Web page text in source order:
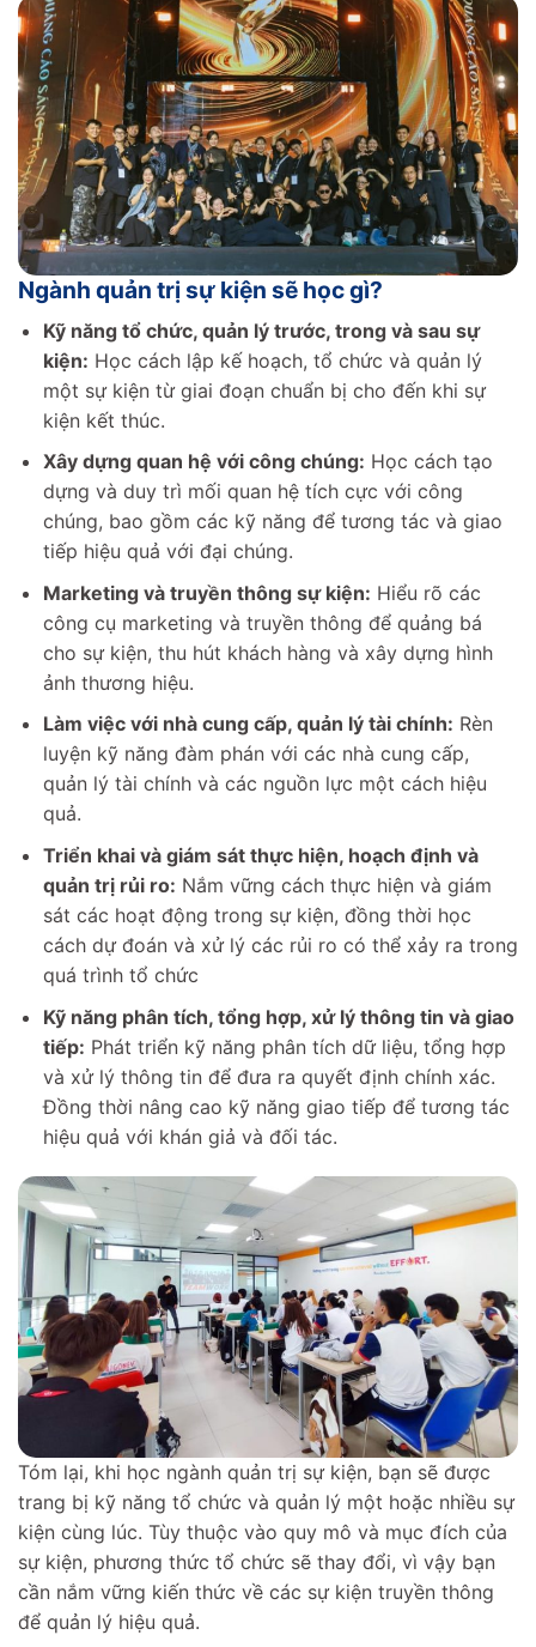
Ngành quản trị sự kiện sẽ học gì?
Kỹ năng tổ chức, quản lý trước, trong và sau sự
kiện: Học cách lập kế hoạch, tổ chức và quản lý
một sự kiện từ giai đoạn chuẩn bị cho đến khi sự
kiện kết thúc.
Xây dựng quan hệ với công chúng: Học cách tạo
dựng và duy trì mối quan hệ tích cực với công
chúng, bao gồm các kỹ năng để tương tác và giao
tiếp hiệu quả với đại chúng.
Marketing và truyền thông sự kiện: Hiểu rõ các
công cụ marketing và truyền thông để quảng bá
cho sự kiện, thu hút khách hàng và xây dựng hình
ảnh thương hiệu.
Làm việc với nhà cung cấp, quản lý tài chính: Rèn
luyện kỹ năng đàm phán với các nhà cung cấp,
quản lý tài chính và các nguồn lực một cách hiệu
quả.
Triển khai và giám sát thực hiện, hoạch định và
quản trị rủi ro: Nắm vững cách thực hiện và giám
sát các hoạt động trong sự kiện, đồng thời học
cách dự đoán và xử lý các rủi ro có thể xảy ra trong
quá trình tổ chức
Kỹ năng phân tích, tổng hợp, xử lý thông tin và giao
tiếp: Phát triển kỹ năng phân tích dữ liệu, tổng hợp
và xử lý thông tin để đưa ra quyết định chính xác.
Đồng thời nâng cao kỹ năng giao tiếp để tương tác
hiệu quả với khán giả và đối tác.
Tóm lại, khi học ngành quản trị sự kiện, bạn sẽ được
trang bị kỹ năng tổ chức và quản lý một hoặc nhiều sự
kiện cùng lúc. Tùy thuộc vào quy mô và mục đích của
sự kiện, phương thức tổ chức sẽ thay đổi, vì vậy bạn
cần nắm vững kiến thức về các sự kiện truyền thông
để quản lý hiệu quả.